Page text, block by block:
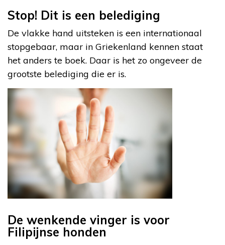
Stop! Dit is een belediging
De vlakke hand uitsteken is een internationaal
stopgebaar, maar in Griekenland kennen staat
het anders te boek. Daar is het zo ongeveer de
grootste belediging die er is.
De wenkende vinger is voor
Filipijnse honden